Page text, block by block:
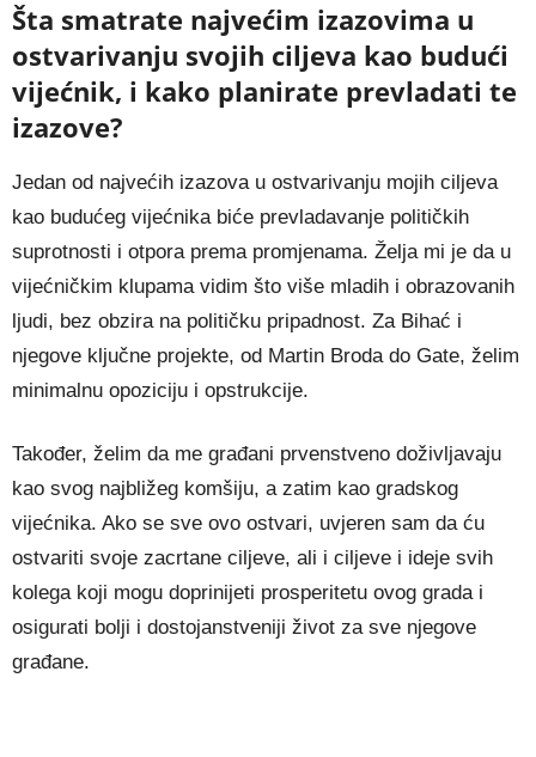
Šta smatrate najvećim izazovima u
ostvarivanju svojih ciljeva kao budući
vijećnik, i kako planirate prevladati te
izazove?
Jedan od najvećih izazova u ostvarivanju mojih ciljeva
kao budućeg vijećnika biće prevladavanje političkih
suprotnosti i otpora prema promjenama. Želja mi je da u
vijećničkim klupama vidim što više mladih i obrazovanih
ljudi, bez obzira na političku pripadnost. Za Bihać i
njegove ključne projekte, od Martin Broda do Gate, želim
minimalnu opoziciju i opstrukcije.
Također, želim da me građani prvenstveno doživljavaju
kao svog najbližeg komšiju, a zatim kao gradskog
vijećnika. Ako se sve ovo ostvari, uvjeren sam da ću
ostvariti svoje zacrtane ciljeve, ali i ciljeve i ideje svih
kolega koji mogu doprinijeti prosperitetu ovog grada i
osigurati bolji i dostojanstveniji život za sve njegove
građane.